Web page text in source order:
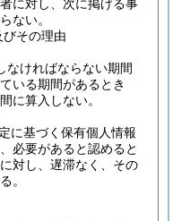
に対し、次に掲げる事
ない。
その理由
なければならない期間
いる期間があるとき
に算入しない。
に基づく保有個人情報
必要があると認めると
対し、遅滞なく、その
。